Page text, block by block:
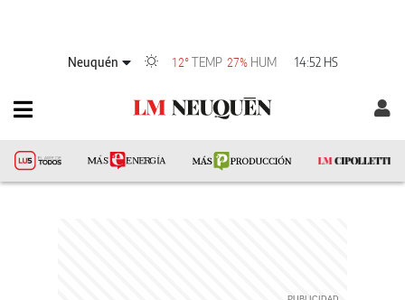
Neuquén 12° TEMP 27% HUM 14:52 HS